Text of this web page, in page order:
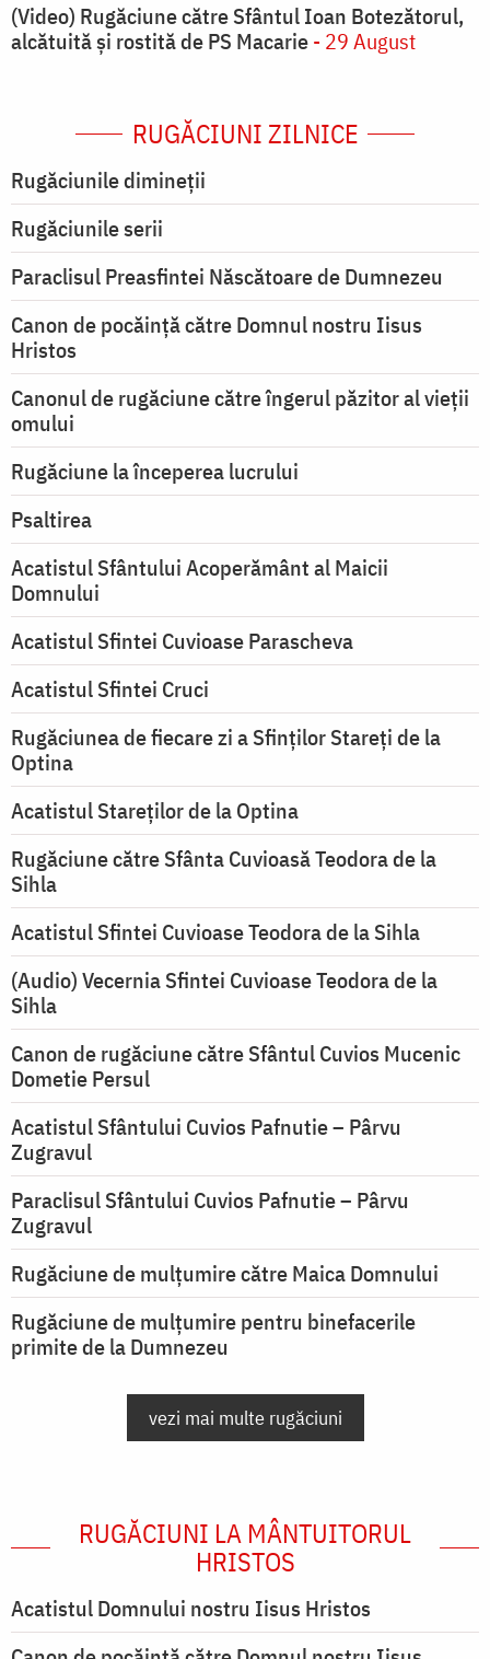
(Video) Rugăciune către Sfântul Ioan Botezătorul,
alcătuită și rostită de PS Macarie- 29 August
RUGĂCIUNI ZILNICE
Rugăciunile dimineții
Rugăciunile serii
Paraclisul Preasfintei Născătoare de Dumnezeu
Canon de pocăință către Domnul nostru Iisus
Hristos
Canonul de rugăciune către îngerul păzitor al vieții
omului
Rugăciune la începerea lucrului
Psaltirea
Acatistul Sfântului Acoperământ al Maicii
Domnului
Acatistul Sfintei Cuvioase Parascheva
Acatistul Sfintei Cruci
Rugăciunea de fiecare zi a Sfinților Stareți de la
Optina
Acatistul Stareţilor de la Optina
Rugăciune către Sfânta Cuvioasă Teodora de la
Sihla
Acatistul Sfintei Cuvioase Teodora de la Sihla
(Audio) Vecernia Sfintei Cuvioase Teodora de la
Sihla
Canon de rugăciune către Sfântul Cuvios Mucenic
Dometie Persul
Acatistul Sfântului Cuvios Pafnutie – Pârvu
Zugravul
Paraclisul Sfântului Cuvios Pafnutie – Pârvu
Zugravul
Rugăciune de mulţumire către Maica Domnului
Rugăciune de mulțumire pentru binefacerile
primite de la Dumnezeu
vezi mai multe rugăciuni
RUGĂCIUNI LA MÂNTUITORUL
HRISTOS
Acatistul Domnului nostru Iisus Hristos